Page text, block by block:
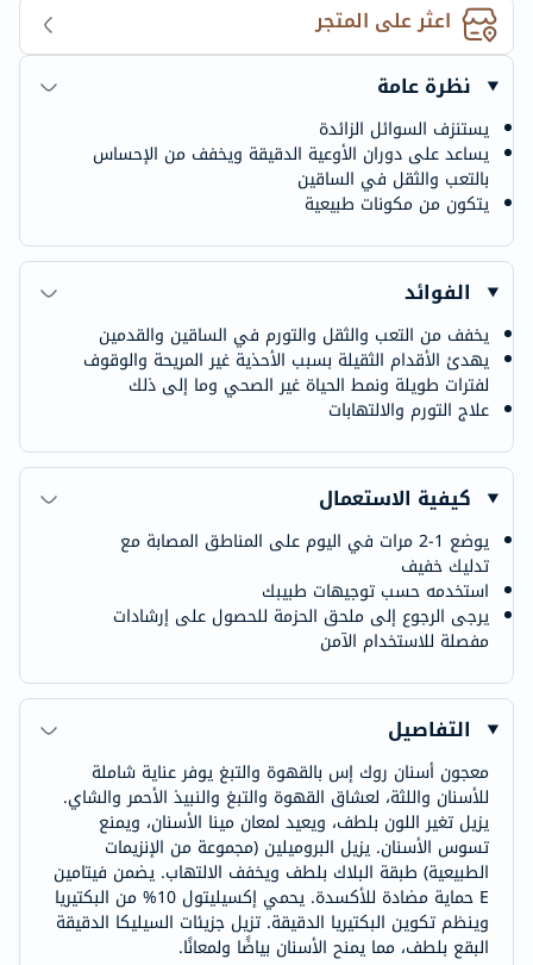
اعثر على المتجر
نظرة عامة
يستنزف السوائل الزائدة
يساعد على دوران الأوعية الدقيقة ويخفف من الإحساس
بالتعب والثقل في الساقين
يتكون من مكونات طبيعية
الفوائد
يخفف من التعب والثقل والتورم في الساقين والقدمين
يهدئ الأقدام الثقيلة بسبب الأحذية غير المريحة والوقوف
لفترات طويلة ونمط الحياة غير الصحي وما إلى ذلك
علاج التورم والالتهابات
كيفية الاستعمال
يوضع 1-2 مرات في اليوم على المناطق المصابة مع
تدليك خفيف
استخدمه حسب توجيهات طبيبك
يرجى الرجوع إلى ملحق الحزمة للحصول على إرشادات
مفصلة للاستخدام الآمن
التفاصيل
معجون أسنان روك إس بالقهوة والتبغ يوفر عناية شاملة
للأسنان واللثة، لعشاق القهوة والتبغ والنبيذ الأحمر والشاي.
يزيل تغير اللون بلطف، ويعيد لمعان مينا الأسنان، ويمنع
تسوس الأسنان. يزيل البروميلين (مجموعة من الإنزيمات
الطبيعية) طبقة البلاك بلطف ويخفف الالتهاب. يضمن فيتامين
E حماية مضادة للأكسدة. يحمي إكسيليتول 10% من البكتيريا
وينظم تكوين البكتيريا الدقيقة. تزيل جزيئات السيليكا الدقيقة
البقع بلطف، مما يمنح الأسنان بياضًا ولمعانًا.